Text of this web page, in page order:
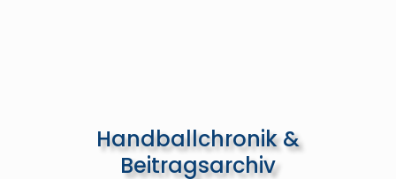
Handballchronik &
Beitragsarchiv